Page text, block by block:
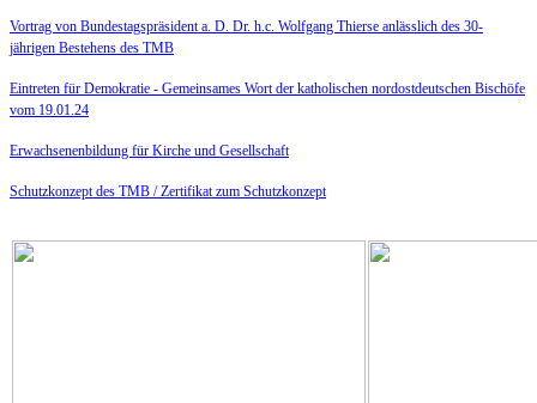
Vortrag von Bundestagspräsident a. D. Dr. h.c. Wolfgang Thierse anlässlich des 30-
jährigen Bestehens des TMB
Eintreten für Demokratie - Gemeinsames Wort der katholischen nordostdeutschen Bischöfe
vom 19.01.24
Erwachsenenbildung für Kirche und Gesellschaft
Schutzkonzept des TMB / Zertifikat zum Schutzkonzept